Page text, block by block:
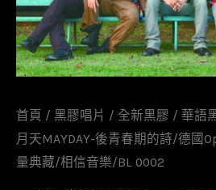
首頁 / 黑膠唱片 / 全新黑膠 / 華語
月天MAYDAY-後青春期的詩/德國
量典藏/相信音樂/BL 0002